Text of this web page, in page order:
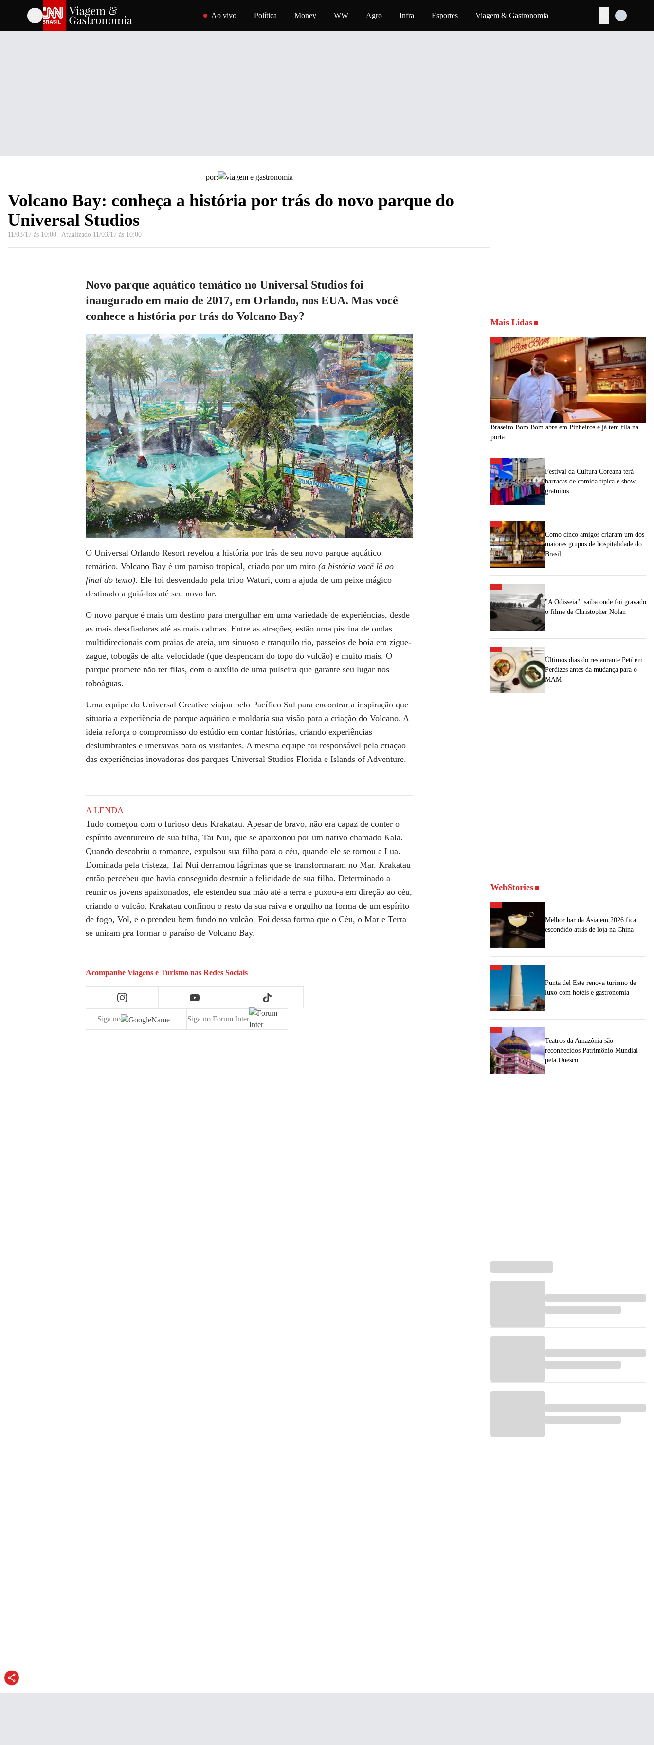
Buscar
Pular para o conteúdo
Ao vivo Política Money WW Agro Infra Esportes Viagem & Gastronomia
por:
Volcano Bay: conheça a história por trás do novo parque do
Universal Studios
11/03/17 às 10:00 Atualizado 11/03/17 às 10:00
Novo parque aquático temático no Universal Studios foi
inaugurado em maio de 2017, em Orlando, nos EUA. Mas você
conhece a história por trás do Volcano Bay?
O Universal Orlando Resort revelou a história por trás de seu novo parque aquático
temático. Volcano Bay é um paraíso tropical, criado por um mito (a história você lê ao
final do texto). Ele foi desvendado pela tribo Waturi, com a ajuda de um peixe mágico
destinado a guiá-los até seu novo lar.
O novo parque é mais um destino para mergulhar em uma variedade de experiências, desde
as mais desafiadoras até as mais calmas. Entre as atrações, estão uma piscina de ondas
multidirecionais com praias de areia, um sinuoso e tranquilo rio, passeios de boia em zigue-
zague, tobogãs de alta velocidade (que despencam do topo do vulcão) e muito mais. O
parque promete não ter filas, com o auxílio de uma pulseira que garante seu lugar nos
toboáguas.
Uma equipe do Universal Creative viajou pelo Pacífico Sul para encontrar a inspiração que
situaria a experiência de parque aquático e moldaria sua visão para a criação do Volcano. A
ideia reforça o compromisso do estúdio em contar histórias, criando experiências
deslumbrantes e imersivas para os visitantes. A mesma equipe foi responsável pela criação
das experiências inovadoras dos parques Universal Studios Florida e Islands of Adventure.
A LENDA
Tudo começou com o furioso deus Krakatau. Apesar de bravo, não era capaz de conter o
espírito aventureiro de sua filha, Tai Nui, que se apaixonou por um nativo chamado Kala.
Quando descobriu o romance, expulsou sua filha para o céu, quando ele se tornou a Lua.
Dominada pela tristeza, Tai Nui derramou lágrimas que se transformaram no Mar. Krakatau
então percebeu que havia conseguido destruir a felicidade de sua filha. Determinado a
reunir os jovens apaixonados, ele estendeu sua mão até a terra e puxou-a em direção ao céu,
criando o vulcão. Krakatau confinou o resto da sua raiva e orgulho na forma de um espírito
de fogo, Vol, e o prendeu bem fundo no vulcão. Foi dessa forma que o Céu, o Mar e Terra
se uniram pra formar o paraíso de Volcano Bay.
Acompanhe Viagens e Turismo nas Redes Sociais
Siga no Siga no Forum Inter
Mais Lidas
Braseiro Bom Bom abre em Pinheiros e já tem fila na
porta
Festival da Cultura Coreana terá
barracas de comida típica e show
gratuitos
Como cinco amigos criaram um dos
maiores grupos de hospitalidade do
Brasil
"A Odisseia": saiba onde foi gravado
o filme de Christopher Nolan
Últimos dias do restaurante Petí em
Perdizes antes da mudança para o
MAM
WebStories
Melhor bar da Ásia em 2026 fica
escondido atrás de loja na China
Punta del Este renova turismo de
luxo com hotéis e gastronomia
Teatros da Amazônia são
reconhecidos Patrimônio Mundial
pela Unesco